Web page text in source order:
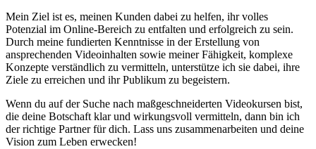
Mein Ziel ist es, meinen Kunden dabei zu helfen, ihr volles
Potenzial im Online-Bereich zu entfalten und erfolgreich zu sein.
Durch meine fundierten Kenntnisse in der Erstellung von
ansprechenden Videoinhalten sowie meiner Fähigkeit, komplexe
Konzepte verständlich zu vermitteln, unterstütze ich sie dabei, ihre
Ziele zu erreichen und ihr Publikum zu begeistern.
Wenn du auf der Suche nach maßgeschneiderten Videokursen bist,
die deine Botschaft klar und wirkungsvoll vermitteln, dann bin ich
der richtige Partner für dich. Lass uns zusammenarbeiten und deine
Vision zum Leben erwecken!